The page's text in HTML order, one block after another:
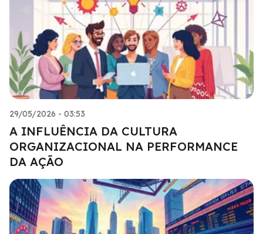
29/05/2026 - 03:53
A INFLUÊNCIA DA CULTURA
ORGANIZACIONAL NA PERFORMANCE
DA AÇÃO